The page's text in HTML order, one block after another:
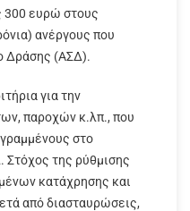
ευρώ στους
ανέργους που
Δράσης (ΑΣΔ).
για την
παροχών κ.λπ., που
στο
της ρύθμισης
κατάχρησης και
από διασταυρώσεις,